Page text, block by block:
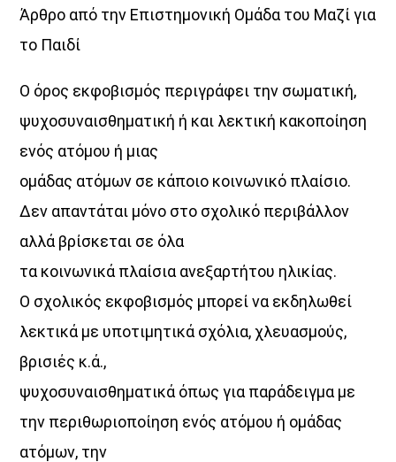
Σημεία & Τέρατα
και όχι τυχαία.
Ο Γιώργος Καμβύσης σατιρίζει τους πάντες και τα πάντα
χωρίς φίλτρα και χωρίς “εκπτώσεις”.
Με καυστικό χιούμορ και ευθύ λόγο,
βάζει στο μικροσκόπιο την επικαιρότητα,
ξεσκεπάζει καταστάσεις και… προκαλεί πονοκεφάλους
σε όσους κατέχουν δημόσια θέση
και κάθονται σε μία καρέκλα απλά και μόνο για να…
κάθονται.
Γιατί εδώ, τίποτα δεν περνά απαρατήρητο.
Δευτέρα έως Παρασκευή 10:00 – 12:00
Η σάτιρα… στα καλύτερά της.
Άρθρο από την Επιστημονική Ομάδα του Μαζί για
το Παιδί
Ο όρος εκφοβισμός περιγράφει την σωματική,
ψυχοσυναισθηματική ή και λεκτική κακοποίηση
ενός ατόμου ή μιας
ομάδας ατόμων σε κάποιο κοινωνικό πλαίσιο.
Δεν απαντάται μόνο στο σχολικό περιβάλλον
αλλά βρίσκεται σε όλα
τα κοινωνικά πλαίσια ανεξαρτήτου ηλικίας.
Ο σχολικός εκφοβισμός μπορεί να εκδηλωθεί
λεκτικά με υποτιμητικά σχόλια, χλευασμούς,
βρισιές κ.ά.,
ψυχοσυναισθηματικά όπως για παράδειγμα με
την περιθωριοποίηση ενός ατόμου ή ομάδας
ατόμων, την